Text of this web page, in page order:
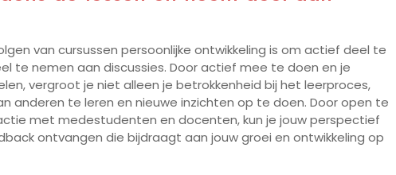
van cursussen persoonlijke ontwikkeling is om actief deel te
te nemen aan discussies. Door actief mee te doen en je
vergroot je niet alleen je betrokkenheid bij het leerproces,
anderen te leren en nieuwe inzichten op te doen. Door open te
met medestudenten en docenten, kun je jouw perspectief
ontvangen die bijdraagt aan jouw groei en ontwikkeling op